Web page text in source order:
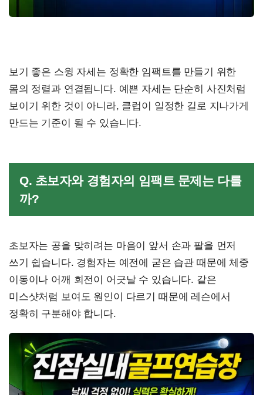
보기 좋은 스윙 자세는 정확한 임팩트를 만들기 위한
몸의 정렬과 연결됩니다. 예쁜 자세는 단순히 사진처럼
보이기 위한 것이 아니라, 클럽이 일정한 길로 지나가게
만드는 기준이 될 수 있습니다.
Q. 초보자와 경험자의 임팩트 문제는 다를
까?
초보자는 공을 맞히려는 마음이 앞서 손과 팔을 먼저
쓰기 쉽습니다. 경험자는 예전에 굳은 습관 때문에 체중
이동이나 어깨 회전이 어긋날 수 있습니다. 같은
미스샷처럼 보여도 원인이 다르기 때문에 레슨에서
정확히 구분해야 합니다.